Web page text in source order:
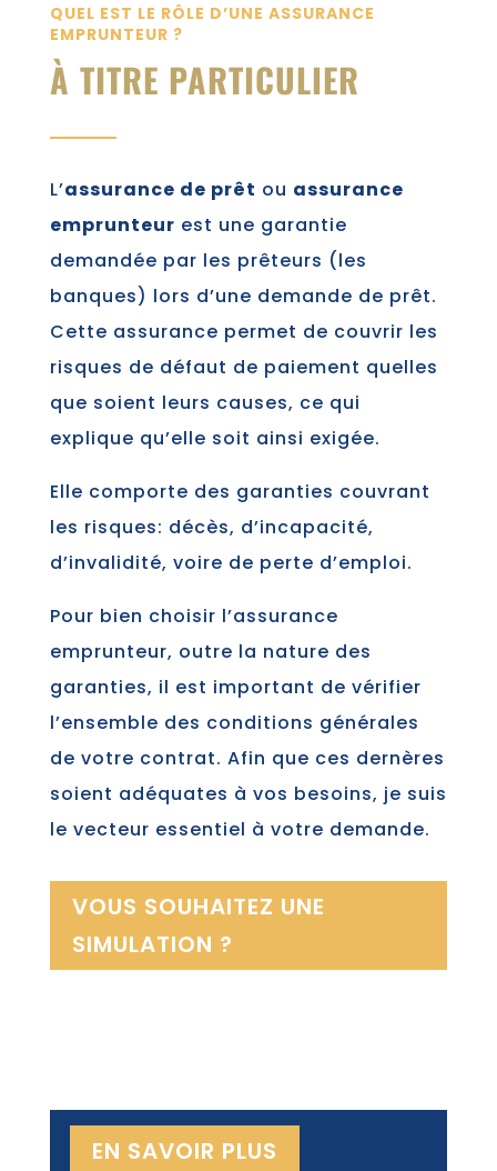
QUEL EST LE RÔLE D’UNE ASSURANCE
EMPRUNTEUR ?
À TITRE PARTICULIER
L’assurance de prêt ou assurance
emprunteur est une garantie
demandée par les prêteurs (les
banques) lors d’une demande de prêt.
Cette assurance permet de couvrir les
risques de défaut de paiement quelles
que soient leurs causes, ce qui
explique qu’elle soit ainsi exigée.
Elle comporte des garanties couvrant
les risques: décès, d’incapacité,
d’invalidité, voire de perte d’emploi.
Pour bien choisir l’assurance
emprunteur, outre la nature des
garanties, il est important de vérifier
l’ensemble des conditions générales
de votre contrat. Afin que ces dernères
soient adéquates à vos besoins, je suis
le vecteur essentiel à votre demande.
VOUS SOUHAITEZ UNE
SIMULATION ?
EN SAVOIR PLUS